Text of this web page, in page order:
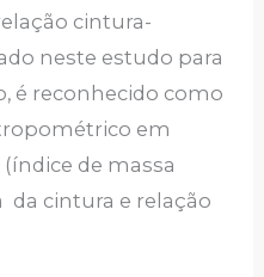
cintura-
neste estudo para
é reconhecido como
em
de massa
da cintura e relação